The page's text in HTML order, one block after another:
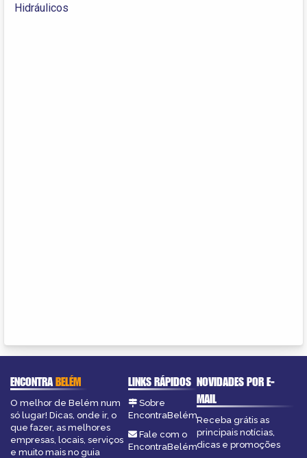
Hidráulicos
ENCONTRABELÉM
O melhor de Belém num
só lugar! Dicas, onde ir, o
que fazer, as melhores
empresas, locais, serviços
e muito mais no guia
LINKS RÁPIDOS
Sobre
EncontraBelém
Fale com o
EncontraBelém
NOVIDADES POR E-
MAIL
Receba grátis as
principais notícias,
dicas e promoções